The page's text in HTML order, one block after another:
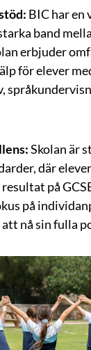
BIC har en
band
erbjuder
för elever
Skolan är
där
på
på
nå sin fulla